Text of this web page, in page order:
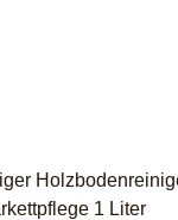
1 Liter